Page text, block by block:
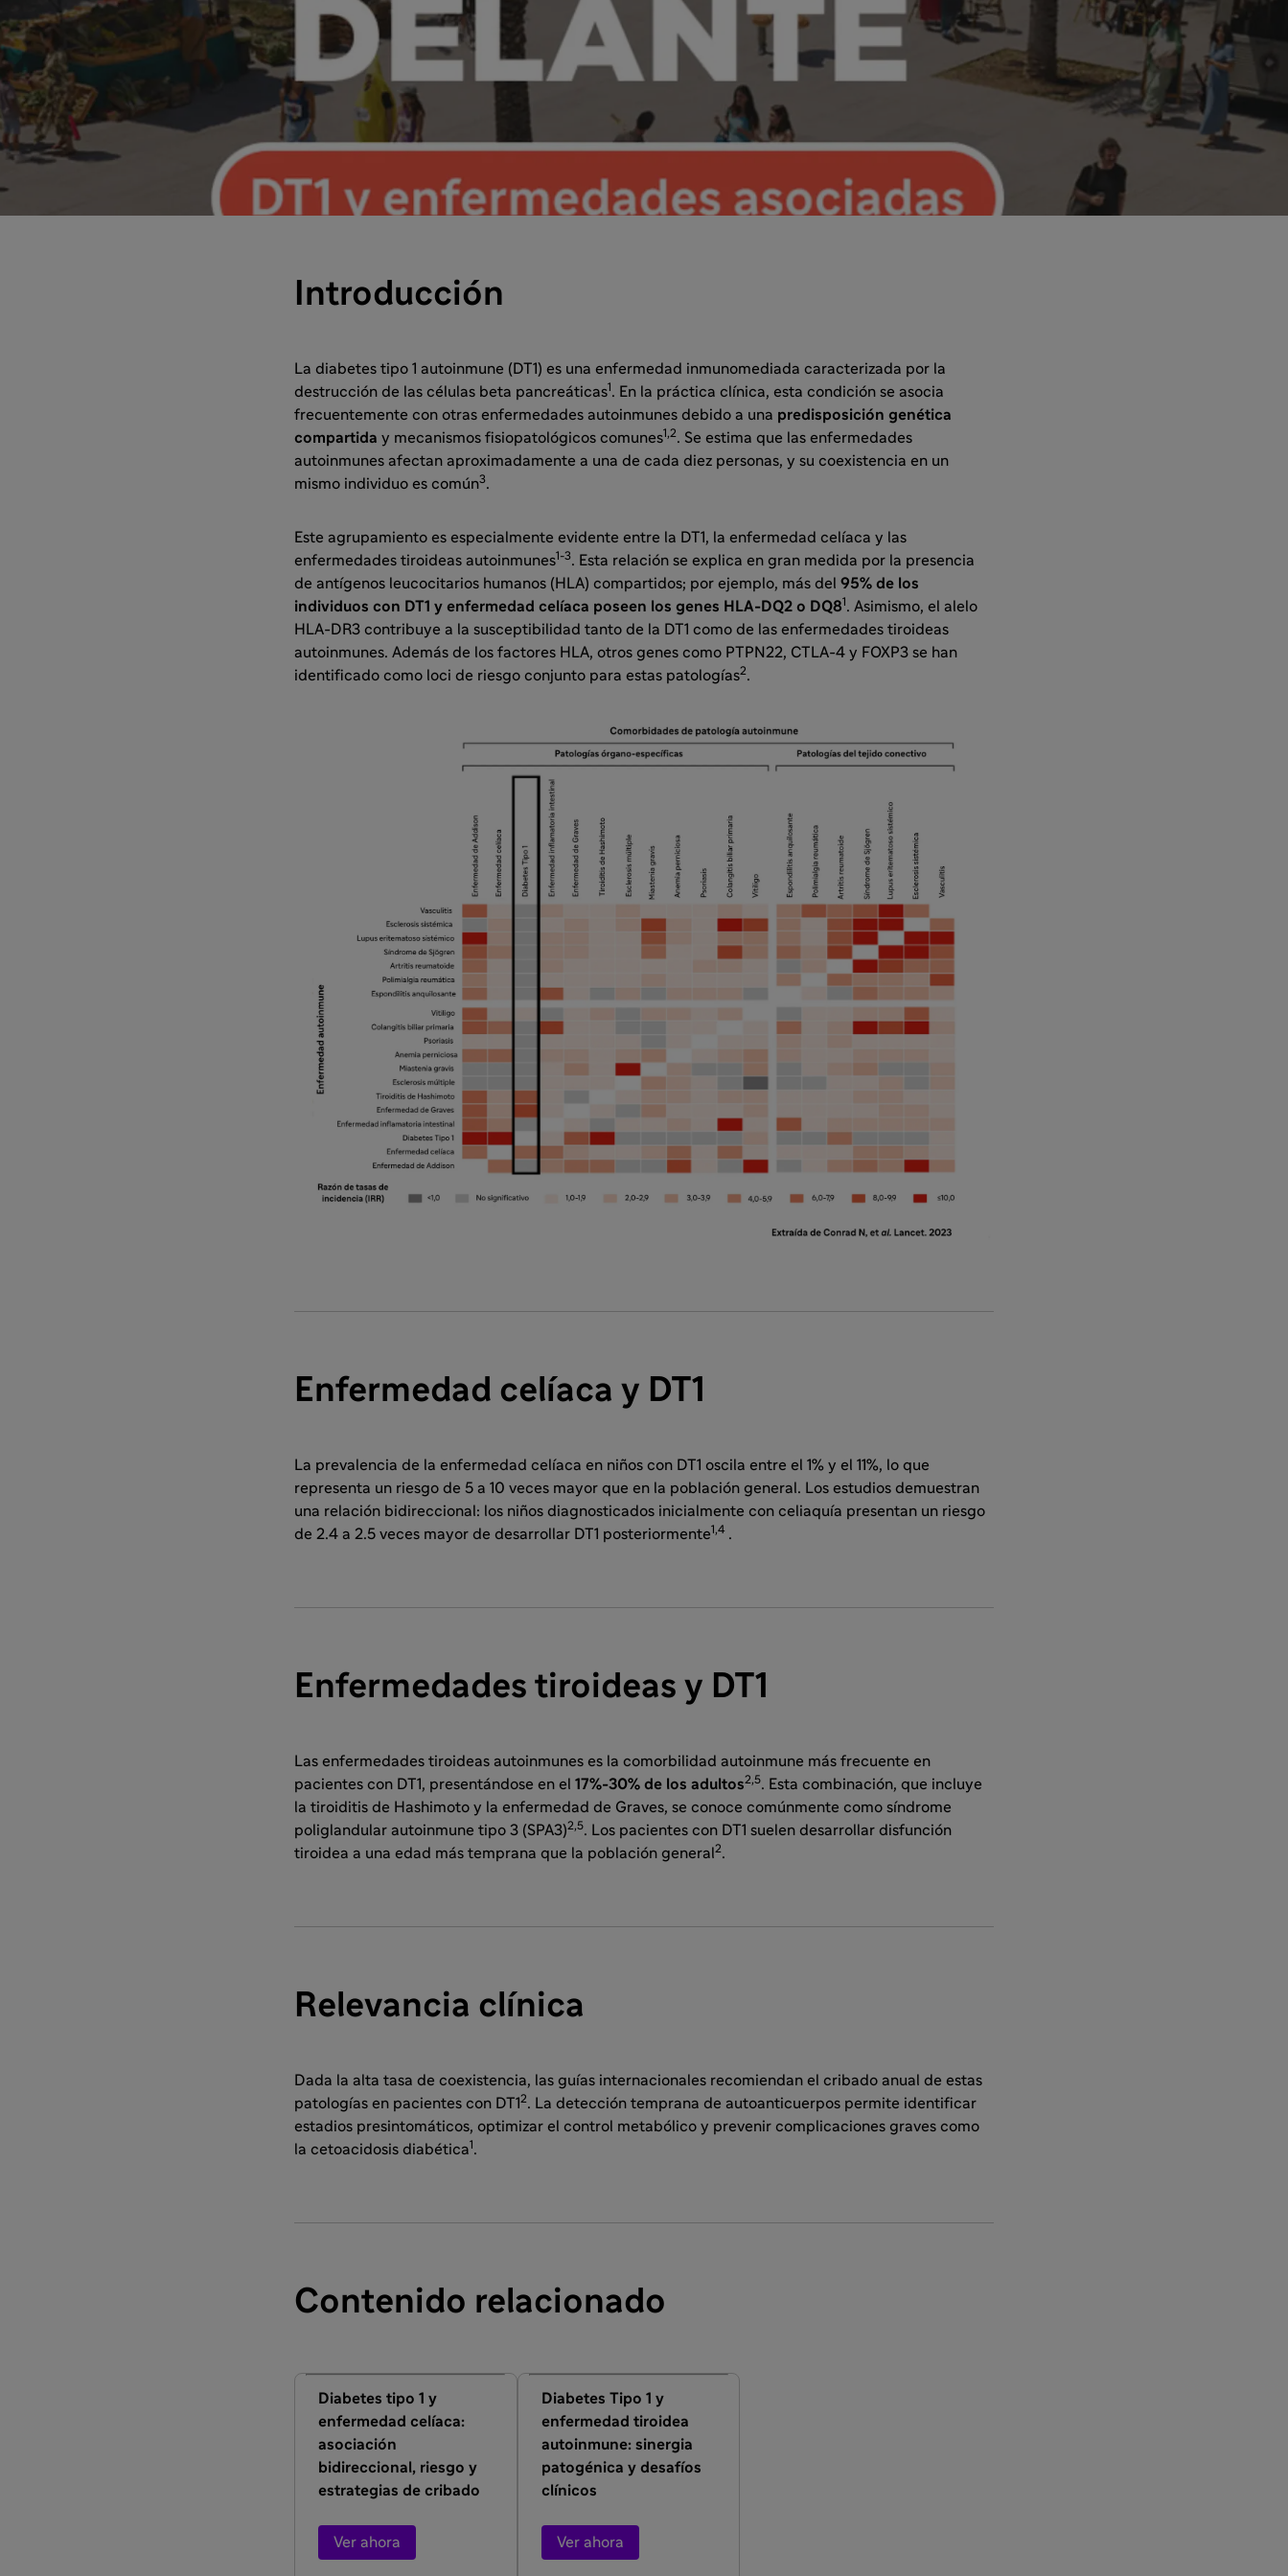
Introducción
La diabetes tipo 1 autoinmune (DT1) es una enfermedad inmunomediada caracterizada por la
destrucción de las células beta pancreáticas1. En la práctica clínica, esta condición se asocia
frecuentemente con otras enfermedades autoinmunes debido a una predisposición genética
compartida y mecanismos fisiopatológicos comunes1,2. Se estima que las enfermedades
autoinmunes afectan aproximadamente a una de cada diez personas, y su coexistencia en un
mismo individuo es común3.
Este agrupamiento es especialmente evidente entre la DT1, la enfermedad celíaca y las
enfermedades tiroideas autoinmunes1-3. Esta relación se explica en gran medida por la presencia
de antígenos leucocitarios humanos (HLA) compartidos; por ejemplo, más del 95% de los
individuos con DT1 y enfermedad celíaca poseen los genes HLA-DQ2 o DQ81. Asimismo, el alelo
HLA-DR3 contribuye a la susceptibilidad tanto de la DT1 como de las enfermedades tiroideas
autoinmunes. Además de los factores HLA, otros genes como PTPN22, CTLA-4 y FOXP3 se han
identificado como loci de riesgo conjunto para estas patologías2.
Enfermedad celíaca y DT1
La prevalencia de la enfermedad celíaca en niños con DT1 oscila entre el 1% y el 11%, lo que
representa un riesgo de 5 a 10 veces mayor que en la población general. Los estudios demuestran
una relación bidireccional: los niños diagnosticados inicialmente con celiaquía presentan un riesgo
de 2.4 a 2.5 veces mayor de desarrollar DT1 posteriormente1,4.
Enfermedades tiroideas y DT1
Las enfermedades tiroideas autoinmunes es la comorbilidad autoinmune más frecuente en
pacientes con DT1, presentándose en el 17%-30% de los adultos2,5. Esta combinación, que incluye
la tiroiditis de Hashimoto y la enfermedad de Graves, se conoce comúnmente como síndrome
poliglandular autoinmune tipo 3 (SPA3)2,5. Los pacientes con DT1 suelen desarrollar disfunción
tiroidea a una edad más temprana que la población general 2.
Relevancia clínica
Dada la alta tasa de coexistencia, las guías internacionales recomiendan el cribado anual de estas
patologías en pacientes con DT12. La detección temprana de autoanticuerpos permite identificar
estadios presintomáticos, optimizar el control metabólico y prevenir complicaciones graves como
la cetoacidosis diabética1.
Contenido relacionado
Diabetes tipo 1 y
enfermedad celíaca:
asociación
bidireccional, riesgo y
estrategias de cribado
Ver ahora
Diabetes Tipo 1 y
enfermedad tiroidea
autoinmune: sinergia
patogénica y desafíos
clínicos
Ver ahora